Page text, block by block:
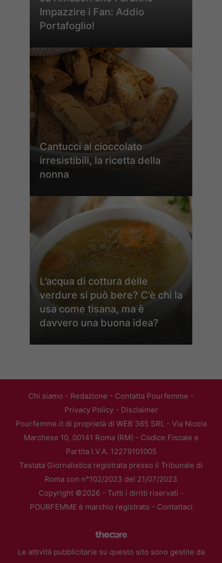
Impazzire i Fan: Addio
Portafoglio!
Cantucci al cioccolato
irresistibili, la ricetta della
nonna
L’acqua di cottura delle
verdure si può bere? C’è chi la
usa come tisana, ma è
davvero una buona idea?
Chi siamo - Redazione - Contatta Pourfemme -
Privacy Policy- Disclaimer
Pourfemme.it di proprietà di WEB 365 SRL - Via Nicola
Marchese 10, 00141 Roma (RM) - Codice Fiscale e
Partita I.V.A. 12279101005
Testata Giornalistica registrata presso il Tribunale di
Roma con n°102/2023 del 21/07/2023
Copyright ©2026 - Tutti i diritti riservati -
POURFEMME è marchio registrato - Contattaci
Le attività pubblicitarie su questo sito sono gestite da